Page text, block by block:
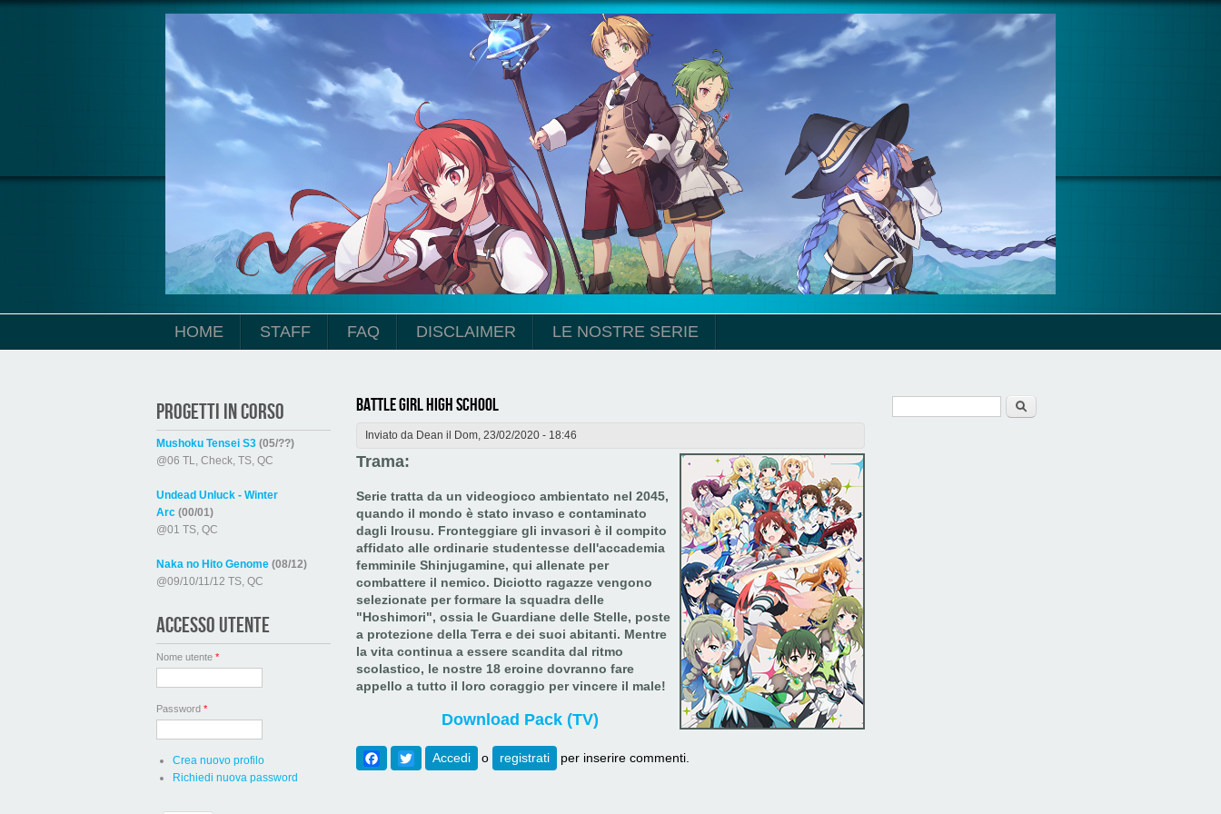
HOME STAFF FAQ DISCLAIMER LE NOSTRE SERIE
Battle Girl High School
Inviato da Dean il Dom, 23/02/2020 - 18:46
Trama:
Serie tratta da un videogioco ambientato nel 2045,
quando il mondo è stato invaso e contaminato
dagli Irousu. Fronteggiare gli invasori è il compito
affidato alle ordinarie studentesse dell'accademia
femminile Shinjugamine, qui allenate per
combattere il nemico. Diciotto ragazze vengono
selezionate per formare la squadra delle
"Hoshimori", ossia le Guardiane delle Stelle, poste
a protezione della Terra e dei suoi abitanti. Mentre
la vita continua a essere scandita dal ritmo
scolastico, le nostre 18 eroine dovranno fare
appello a tutto il loro coraggio per vincere il male!
Download Pack (TV)
Facebook
Twitter
Accedi o registrati per inserire commenti.
PROGETTI IN CORSO
Mushoku Tensei S3 (05/??)
@06 TL, Check, TS, QC
Undead Unluck - Winter
Arc (00/01)
@01 TS, QC
Naka no Hito Genome (08/12)
@09/10/11/12 TS, QC
ACCESSO UTENTE
Nome utente *
Password *
Crea nuovo profilo
Richiedi nuova password
Form di ricerca